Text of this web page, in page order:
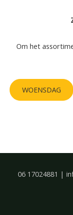
Om het
WOENSDAG
06 17024881 |